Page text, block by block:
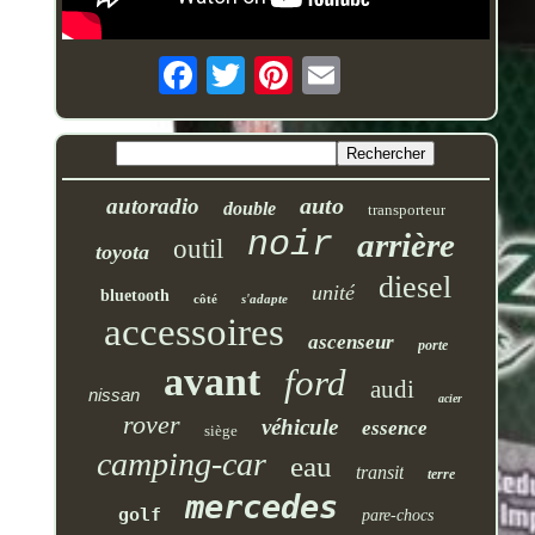
autoradio double auto transporteur
toyota outil noir arrière
bluetooth côté s'adapte unité diesel
accessoires ascenseur porte
nissan avant ford audi acier
rover siège véhicule essence
camping-car eau transit terre
golf mercedes pare-chocs